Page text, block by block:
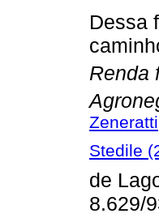
Dessa
Renda
Stedile
de
8.629/